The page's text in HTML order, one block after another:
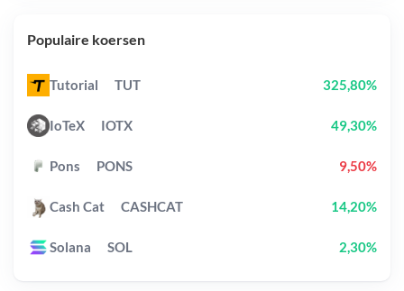
Populaire koersen
Tutorial TUT 325,80%
IoTeX IOTX 49,30%
Pons PONS 9,50%
Cash Cat CASHCAT 14,20%
Solana SOL 2,30%